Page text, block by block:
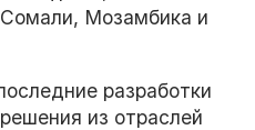
Сомали, Мозамбика и
разработки
из отраслей